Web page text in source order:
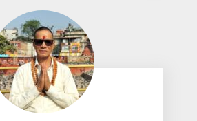
होइन, बरु राजनीति गर्ने तरिका,
मापदण्ड, जनतासँगको सम्बन्ध र
दर्शन नै पुनः परिभाषित गर्नुपर्ने
दशकौँदेखि नेपाली राजनीतिमा
गाडेर बसेका पुराना